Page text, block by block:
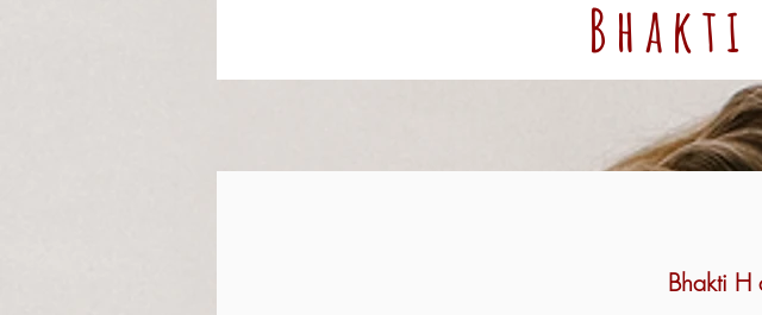
Bhakti
Bhakti H